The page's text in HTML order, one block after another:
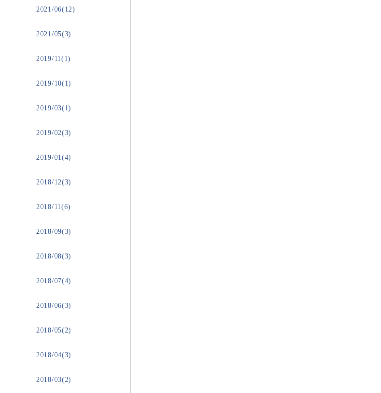
2021/06(12)
2021/05(3)
2019/11(1)
2019/10(1)
2019/03(1)
2019/02(3)
2019/01(4)
2018/12(3)
2018/11(6)
2018/09(3)
2018/08(3)
2018/07(4)
2018/06(3)
2018/05(2)
2018/04(3)
2018/03(2)